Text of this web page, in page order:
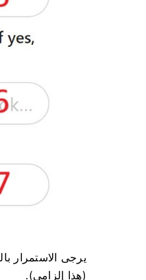
يرجى الاستمرار
(هذا إلزامي).